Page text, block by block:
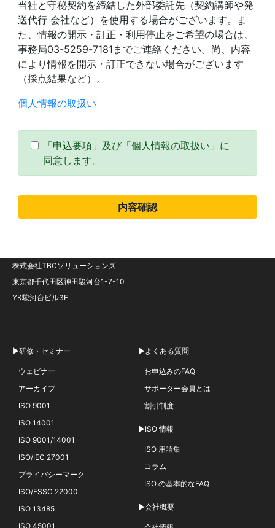
当社と守秘契約を締結した外部委託先（契約講師や発
送代行 会社など）を使用する場合がございます。ま
た、情報の開示・訂正・利用停止をご希望の場合は、
事務局03-5259-7181までご連絡ください。尚、内容
により情報を開示・訂正できない場合がございます
（採点結果など）。
個人情報の取扱い
「申込要項」及び「個人情報の取扱い」に
同意します。
株式会社TBCソリューションズ
東京都千代田区神田駿河台1-7-10
YK駿河台ビル3F
▶研修・セミナー
ウェビナー
アーカイブ
ISO 9001
ISO 14001
ISO 9001/14001
ISO/IEC 27001
プライバシーマーク
ISO/FSSC 22000
ISO 13485
ISO 45001
▶よくある質問
お申込みのFAQ
サポーター会員とは
割引制度
▶ISO 情報
ISO 用語集
コラム
ISO の基本的なFAQ
▶会社概要